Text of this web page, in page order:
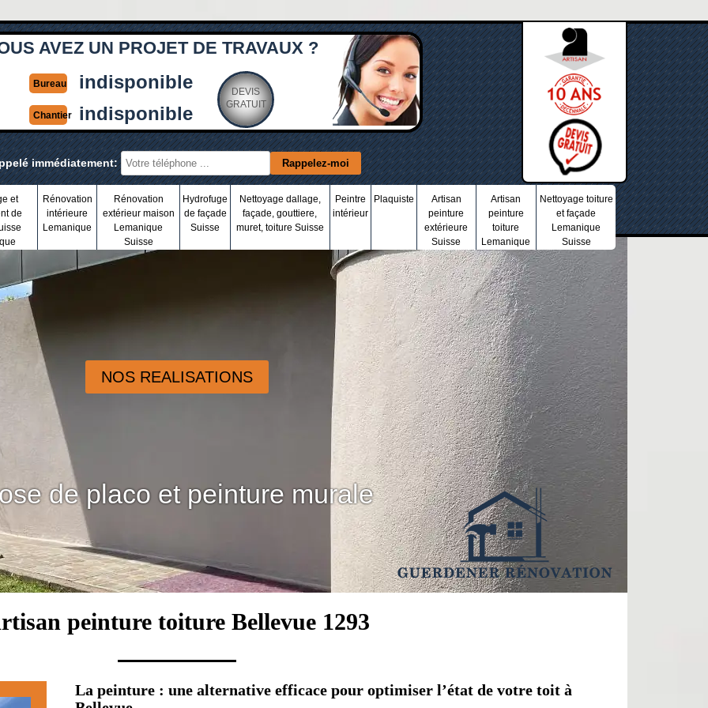
AVEZ UN PROJET DE TRAVAUX ?
Bureau indisponible
Chantier indisponible
DEVIS
GRATUIT
immédiatement:
et
de
Rénovation
intérieure
Lemanique
Rénovation
extérieur maison
Lemanique
Suisse
Hydrofuge
de façade
Suisse
Nettoyage dallage,
façade, gouttiere,
muret, toiture Suisse
Peintre
intérieur
Plaquiste
Artisan
peinture
extérieure
Suisse
Artisan
peinture
toiture
Lemanique
Nettoyage toiture
et façade
Lemanique
Suisse
NOS REALISATIONS
de placo et peinture murale
peinture toiture Bellevue 1293
La peinture : une alternative efficace pour optimiser l’état de votre toit à